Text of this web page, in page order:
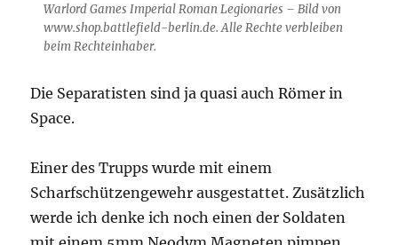
Warlord Games Imperial Roman Legionaries – Bild von
www.shop.battlefield-berlin.de. Alle Rechte verbleiben
beim Rechteinhaber.
Die Separatisten sind ja quasi auch Römer in
Space.
Einer des Trupps wurde mit einem
Scharfschützengewehr ausgestattet. Zusätzlich
werde ich denke ich noch einen der Soldaten